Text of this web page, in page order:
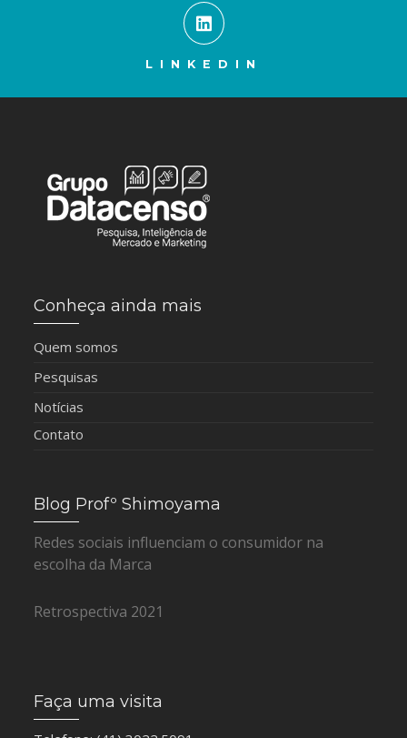
LINKEDIN
Conheça ainda mais
Quem somos
Pesquisas
Notícias
Contato
Blog Profº Shimoyama
Redes sociais influenciam o consumidor na
escolha da Marca
Retrospectiva 2021
Faça uma visita